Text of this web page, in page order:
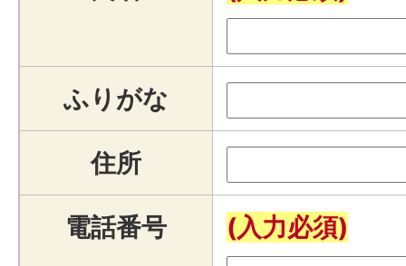
ふりがな
住所
電話番号 (入力必須)